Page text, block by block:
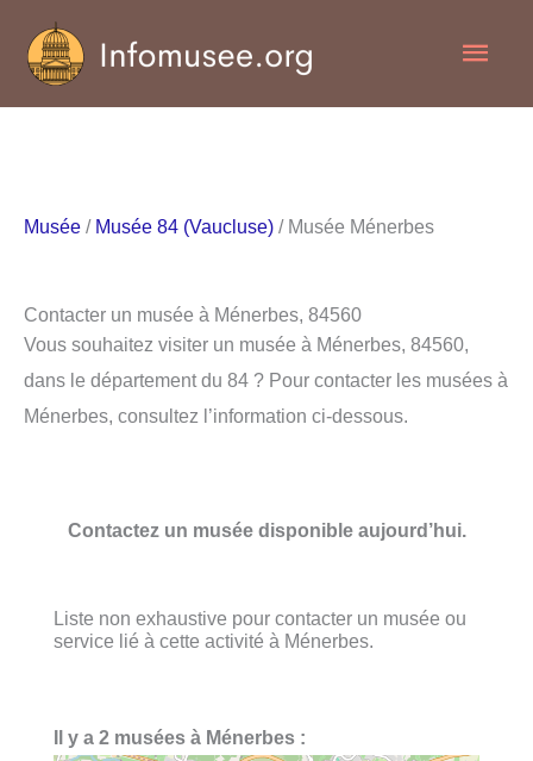
contenu
Musée / Musée 84 (Vaucluse) / Musée Ménerbes
Contacter un musée à Ménerbes, 84560
Vous souhaitez visiter un musée à Ménerbes, 84560,
dans le département du 84 ? Pour contacter les musées à
Ménerbes, consultez l’information ci-dessous.
Contactez un musée disponible aujourd’hui.
Liste non exhaustive pour contacter un musée ou
service lié à cette activité à Ménerbes.
Il y a 2 musées à Ménerbes :